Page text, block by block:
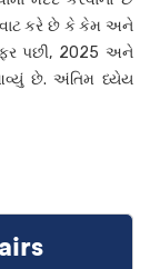
કરે છે કે કેમ અને
પછી, 2025 અને
છે. અંતિમ ધ્યેય